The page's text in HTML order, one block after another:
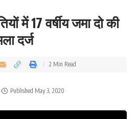
में 17 वर्षीय जमा दो की
दर्ज
Published May 3, 2020
2 Min Read